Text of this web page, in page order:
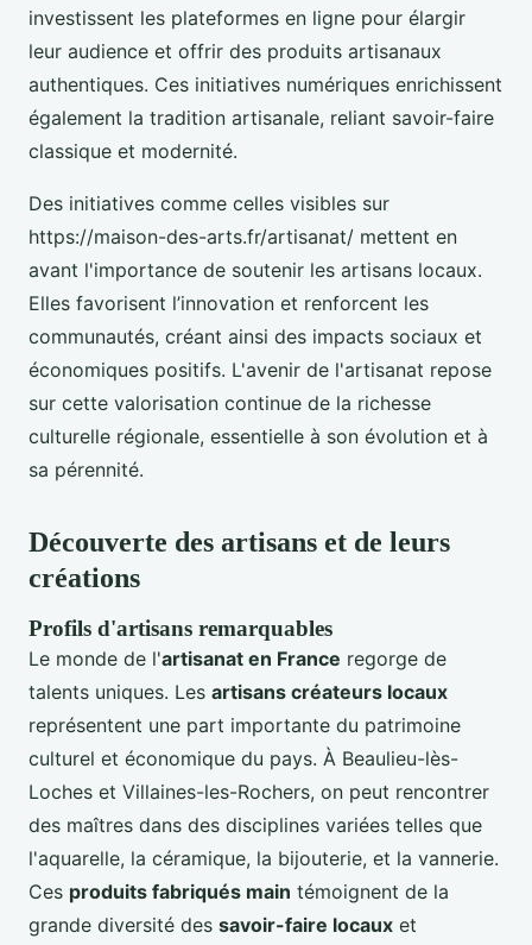
investissent les plateformes en ligne pour élargir
leur audience et offrir des produits artisanaux
authentiques. Ces initiatives numériques enrichissent
également la tradition artisanale, reliant savoir-faire
classique et modernité.
Des initiatives comme celles visibles sur
https://maison-des-arts.fr/artisanat/ mettent en
avant l'importance de soutenir les artisans locaux.
Elles favorisent l’innovation et renforcent les
communautés, créant ainsi des impacts sociaux et
économiques positifs. L'avenir de l'artisanat repose
sur cette valorisation continue de la richesse
culturelle régionale, essentielle à son évolution et à
sa pérennité.
Découverte des artisans et de leurs
créations
Profils d'artisans remarquables
Le monde de l'artisanat en France regorge de
talents uniques. Les artisans créateurs locaux
représentent une part importante du patrimoine
culturel et économique du pays. À Beaulieu-lès-
Loches et Villaines-les-Rochers, on peut rencontrer
des maîtres dans des disciplines variées telles que
l'aquarelle, la céramique, la bijouterie, et la vannerie.
Ces produits fabriqués main témoignent de la
grande diversité des savoir-faire locaux et